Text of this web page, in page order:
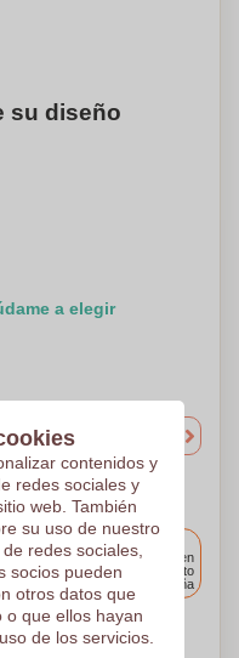
su diseño
a elegir
Incluido
las 9.30 a.m.
Entrega en
cualquier punto
de España
sus archivos a la
contenidos y
redes sociales y
web. También
su uso de nuestro
redes sociales,
socios pueden
otros datos que
o que ellos hayan
de los servicios.